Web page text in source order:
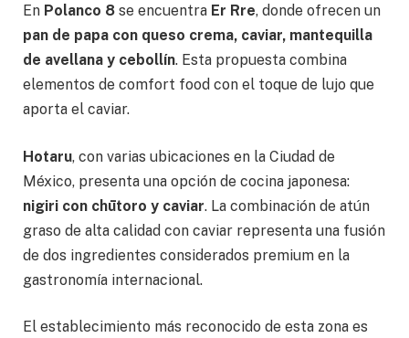
En Polanco 8 se encuentra Er Rre, donde ofrecen un
pan de papa con queso crema, caviar, mantequilla
de avellana y cebollín. Esta propuesta combina
elementos de comfort food con el toque de lujo que
aporta el caviar.
Hotaru, con varias ubicaciones en la Ciudad de
México, presenta una opción de cocina japonesa:
nigiri con chūtoro y caviar. La combinación de atún
graso de alta calidad con caviar representa una fusión
de dos ingredientes considerados premium en la
gastronomía internacional.
El establecimiento más reconocido de esta zona es